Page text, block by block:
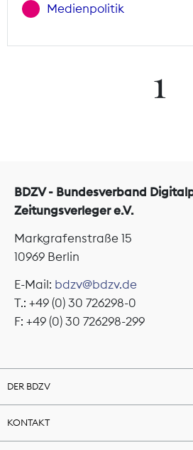
Medienpolitik
1
BDZV - Bundesverband
Zeitungsverleger e.V.
Markgrafenstraße 15
10969 Berlin
E-Mail: bdzv@bdzv.de
T.: +49 (0) 30 726298-0
F: +49 (0) 30 726298-299
DER BDZV
KONTAKT